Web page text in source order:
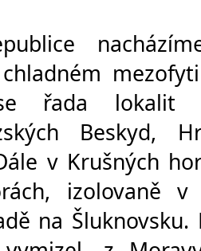
řada lokalit
Beskyd,
v Krušných
izolovaně
na